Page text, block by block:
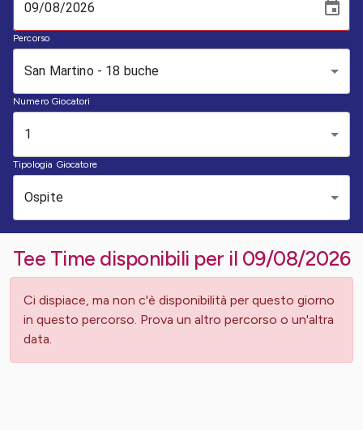
Percorso
San Martino - 18 buche
Numero Giocatori
1
Tipologia Giocatore
Ospite
Tee Time disponibili per il 09/08/2026
Ci dispiace, ma non c'è disponibilità per questo giorno
in questo percorso. Prova un altro percorso o un'altra
data.